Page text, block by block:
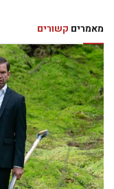
מאמרים קשורים